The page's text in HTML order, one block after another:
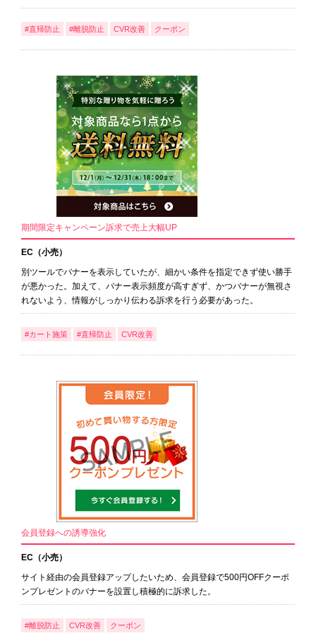
#直帰防止 #離脱防止 CVR改善 クーポン
期間限定キャンペーン訴求で売上大幅UP
EC（小売）
別ツールでバナーを表示していたが、細かい条件を指定できず使い勝手
が悪かった。加えて、バナー表示頻度が高すぎず、かつバナーが無視さ
れないよう、情報がしっかり伝わる訴求を行う必要があった。
#カート施策 #直帰防止 CVR改善
会員登録への誘導強化
EC（小売）
サイト経由の会員登録アップしたいため、会員登録で500円OFFクーポ
ンプレゼントのバナーを設置し積極的に訴求した。
#離脱防止 CVR改善 クーポン